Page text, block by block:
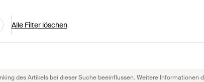
Alle Filter löschen
des Artikels bei dieser Suche beeinflussen. Weitere Informationen